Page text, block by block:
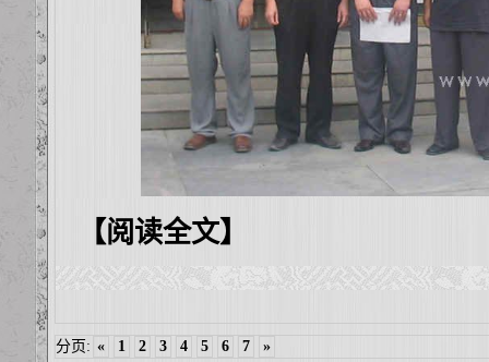
【阅读全文】
分页: « 1 2 3 4 5 6 7 »